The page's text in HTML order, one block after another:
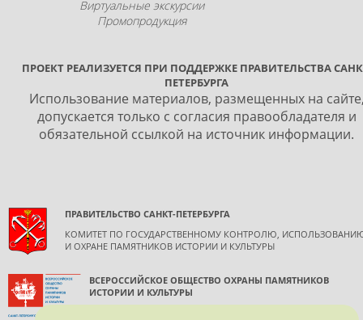
Виртуальные экскурсии
Промопродукция
ПРОЕКТ РЕАЛИЗУЕТСЯ ПРИ ПОДДЕРЖКЕ ПРАВИТЕЛЬСТВА
ПЕТЕРБУРГА
Использование материалов, размещенных на
допускается только с согласия правообладателя и
обязательной ссылкой на источник информации.
ПРАВИТЕЛЬСТВО САНКТ-ПЕТЕРБУРГА
КОМИТЕТ ПО ГОСУДАРСТВЕННОМУ КОНТРОЛЮ,
И ОХРАНЕ ПАМЯТНИКОВ ИСТОРИИ И КУЛЬТУРЫ
ВСЕРОССИЙСКОЕ ОБЩЕСТВО ОХРАНЫ ПАМЯТНИКОВ
ИСТОРИИ И КУЛЬТУРЫ